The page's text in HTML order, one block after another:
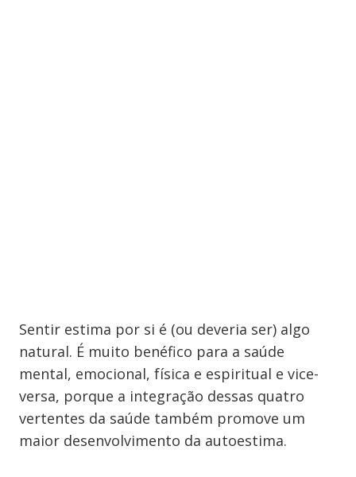
Sentir estima por si é (ou deveria ser) algo
natural. É muito benéfico para a saúde
mental, emocional, física e espiritual e vice-
versa, porque a integração dessas quatro
vertentes da saúde também promove um
maior desenvolvimento da autoestima.